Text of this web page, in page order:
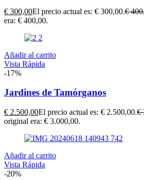
€ 300,00El precio actual es: € 300,00.€
era: € 400,00.
Añadir al carrito
Vista Rápida
-17%
Jardines de Tamórganos
€ 2.500,00El precio actual es: € 2.500,00.€
original era: € 3.000,00.
Añadir al carrito
Vista Rápida
-20%